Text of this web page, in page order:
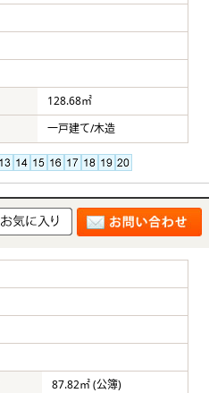
128.68㎡
一戸建て/木造
87.82㎡ (公簿)